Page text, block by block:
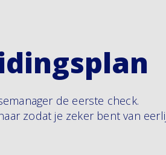
de eerste check.
zodat je zeker bent van